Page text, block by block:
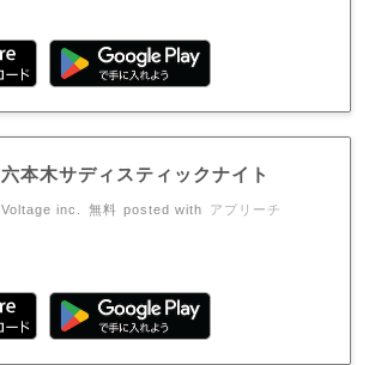
六本木サディスティックナイト
Voltage inc. 無料 posted with アプリーチ